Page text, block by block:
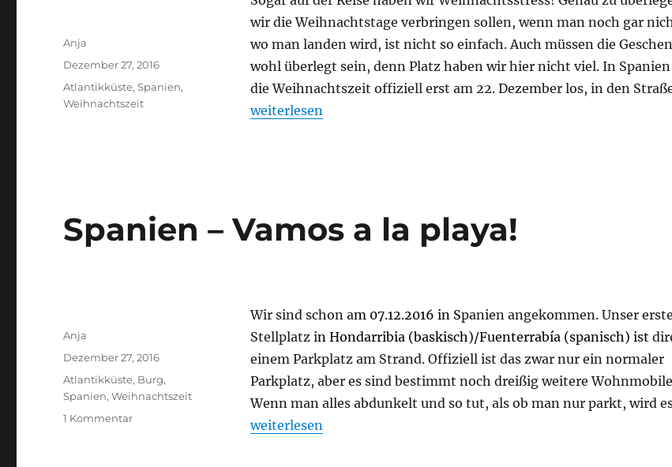
wir die Weihnachtstage verbringen sollen, wenn man noch gar
wo man landen wird, ist nicht so einfach. Auch müssen die
wohl überlegt sein, denn Platz haben wir hier nicht viel. In
die Weihnachtszeit offiziell erst am 22. Dezember los, in den
„Feliz Navidad“
weiterlesen
Autor
Anja
Veröffentlicht
am
Dezember 27, 2016
Schlagwörter
Atlantikküste,Spanien,
Weihnachtszeit
Spanien – Vamos a la playa!
Wir sind schon am 07.12.2016 in Spanien angekommen. Unser
Stellplatz in Hondarribia (baskisch)/Fuenterrabía (spanisch) ist
einem Parkplatz am Strand. Offiziell ist das zwar nur ein normaler
Parkplatz, aber es sind bestimmt noch dreißig weitere
Wenn man alles abdunkelt und so tut, als ob man nur parkt, wird
„Spanien – Vamos a la playa!“
weiterlesen
Autor
Anja
Veröffentlicht
am
Dezember 27, 2016
Schlagwörter
Atlantikküste, Burg,
Spanien,Weihnachtszeit
1 Kommentarzu